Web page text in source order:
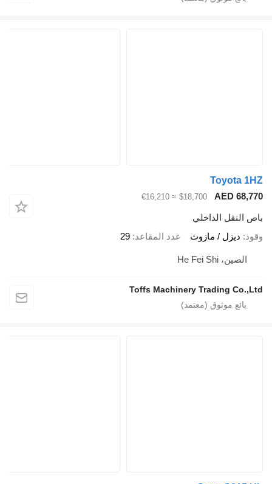
Toyota
AED
$18,700
≈ €16,210
النقل الداخلي
ديزل / مازوت عدد المقاعد 29
الصين، He Fei Shi
Toffs Machinery Trading